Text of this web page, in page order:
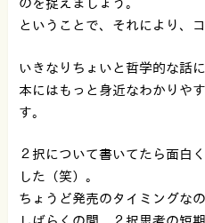
ということで、それにより、
いきなりちょいと哲学的な話
本にはもっと身近なわかりや
す。
２択について書いてたら面白
した（笑）。
ちょうど発売のタイミングなの